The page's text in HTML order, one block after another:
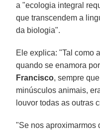
a "ecologia integral
que transcendem a
da biologia".
Ele explica: "Tal como
quando se enamora
Francisco, sempre
minúsculos animais,
louvor todas as outras
"Se nos aproximarmos